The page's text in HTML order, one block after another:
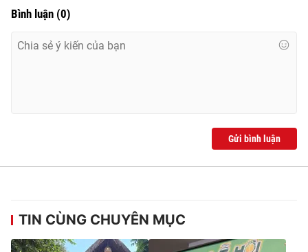
® Cấm sao chép dưới mọi hình thức nếu không có sự chấp
Bình luận (0)
Gửi bình luận
TIN CÙNG CHUYÊN MỤC